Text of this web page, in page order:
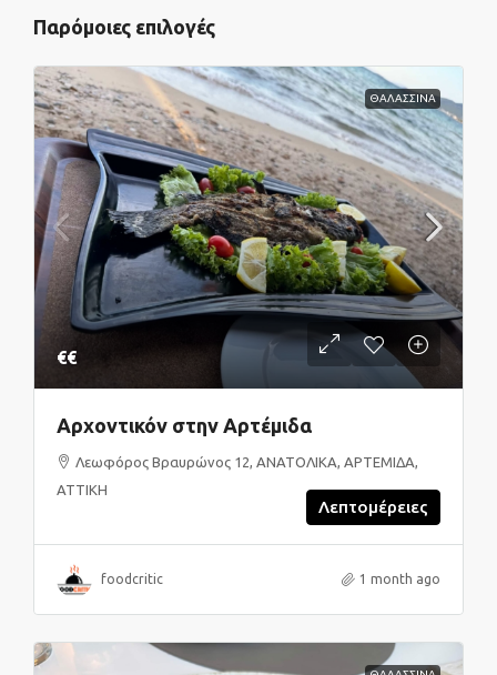
Παρόμοιες επιλογές
ΘΑΛΑΣΣΙΝΑ
€€
Αρχοντικόν στην Αρτέμιδα
Λεωφόρος Βραυρώνος 12, ΑΝΑΤΟΛΙΚΑ, ΑΡΤΕΜΙΔΑ,
ΑΤΤΙΚΗ
Λεπτομέρειες
foodcritic 1 month ago